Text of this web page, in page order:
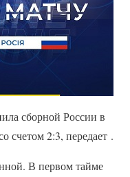
сборной России в
счетом 2:3, передает .
В первом тайме